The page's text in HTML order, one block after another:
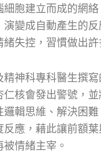
細胞建立而成的網
演變成自動產生的
失控，習慣做出
神科專科醫生撰
仁核會發出警號，
輯思維、解決困
反應，藉此讓前額
情緒主宰。